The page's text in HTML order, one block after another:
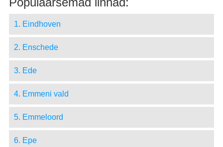
1. Eindhoven
2. Enschede
3. Ede
4. Emmeni vald
5. Emmeloord
6. Epe